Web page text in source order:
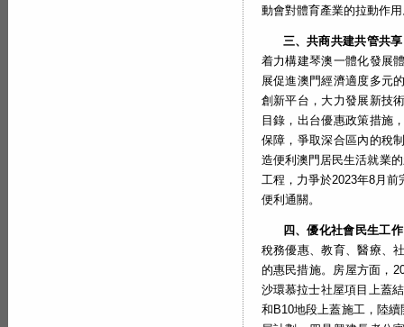
動會對體育產業的拉動作用
三、共商共建共管共
着力構建琴澳一體化發展
展促進澳門經濟適度多元
創新平台，大力發展新技
目錄，出台優惠政策措施
保障，爭取深合區內的稅
造便利澳門居民生活就業
工程，力爭於2023年8月
便利通關。
四、優化社會民生工
稅務優惠、教育、醫療、
的惠民措施。房屋方面，
沙環慕拉士社屋項目上蓋
和B10地段上蓋施工，陸